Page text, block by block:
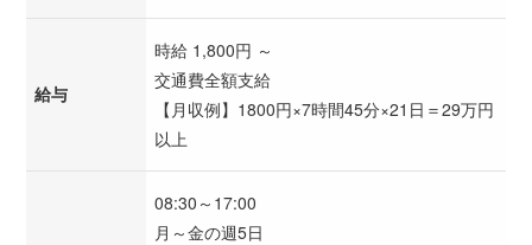
給与
時給 1,800円 ～
交通費全額支給
【月収例】1800円×7時間45分×21日＝29万円
以上
08:30～17:00
月～金の週5日